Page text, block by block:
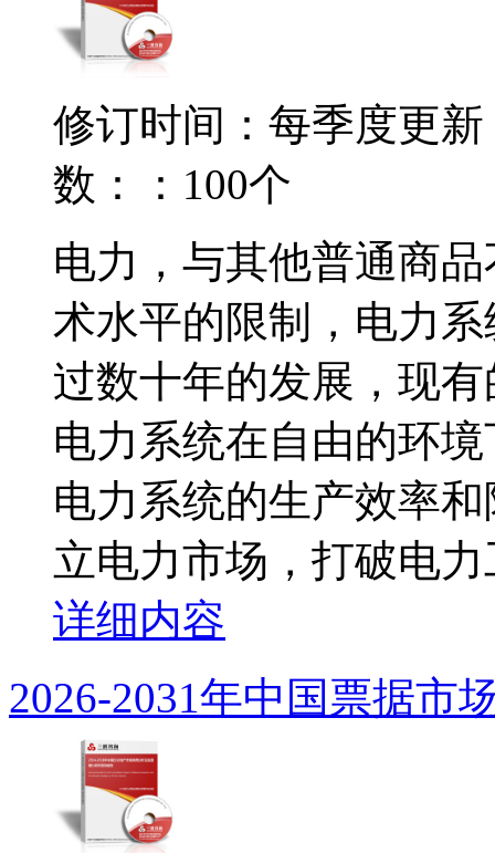
修订时间：每季度更新
数：：100个
电力，与其他普通商
术水平的限制，电力
过数十年的发展，现
电力系统在自由的环
电力系统的生产效率
立电力市场，打破电
详细内容
2026-2031年中国票据市